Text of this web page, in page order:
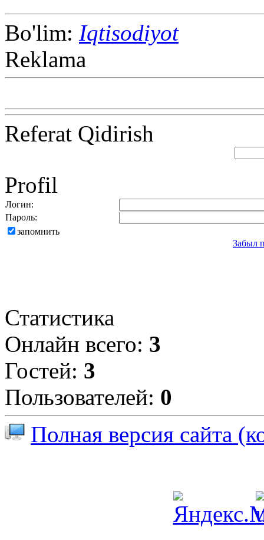
Bo'lim: Iqtisodiyot
Reklama
Referat Qidirish
Profil
Логин:
Пароль:
запомнить
Забыл
Статистика
Онлайн всего: 3
Гостей: 3
Пользователей: 0
Полная версия сайта